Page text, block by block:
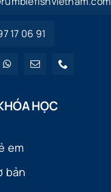
17 06 91
HỌC
em
bản